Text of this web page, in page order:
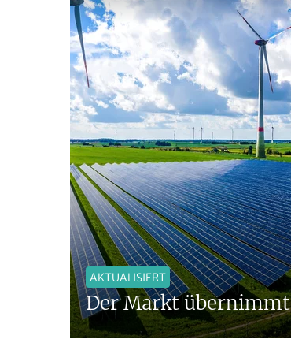
AKTUALISIERT
Der Markt übernimmt